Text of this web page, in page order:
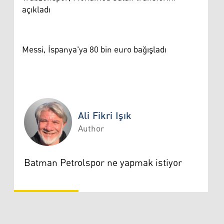
açıkladı
Messi, İspanya'ya 80 bin euro bağışladı
Ali Fikri Işık
Ali Fikri Işık
Author
Batman Petrolspor ne yapmak istiyor